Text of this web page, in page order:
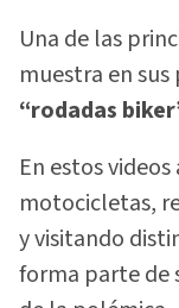
Una de las
muestra en
“rodadas
En estos
motocicletas,
y visitando
forma parte de